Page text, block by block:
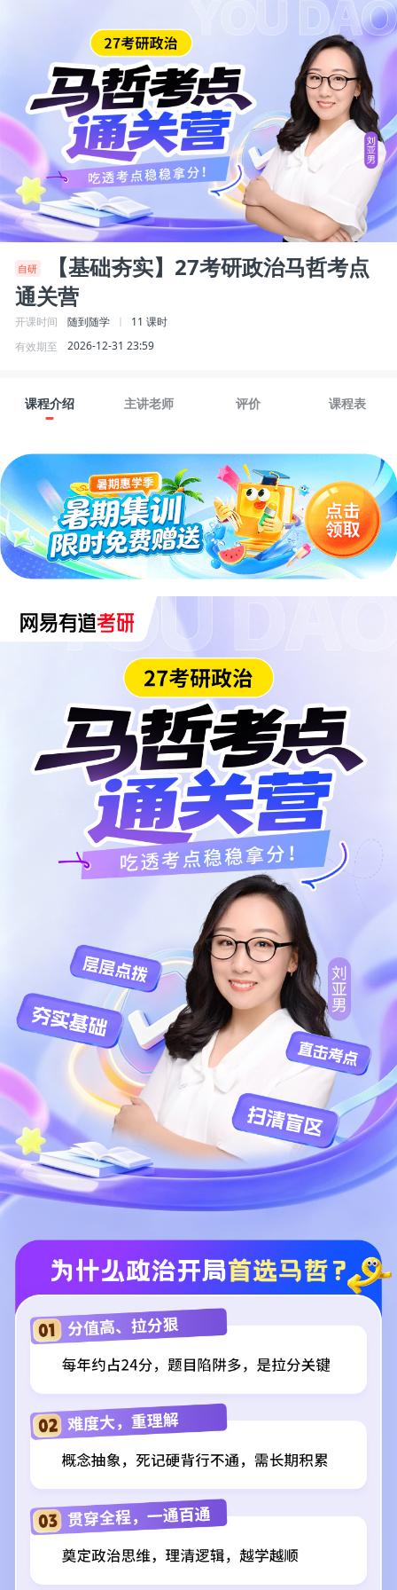
自研
【基础夯实】27考研政治马哲考点
通关营
开课时间 随到随学
11 课时
有效期至
2026-12-31 23:59
课程介绍 主讲老师 评价 课程表